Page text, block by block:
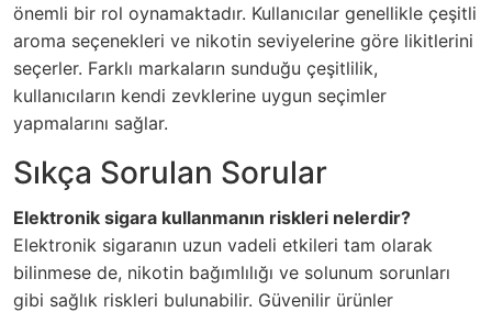
önemli bir rol oynamaktadır. Kullanıcılar genellikle çeşitli
aroma seçenekleri ve nikotin seviyelerine göre likitlerini
seçerler. Farklı markaların sunduğu çeşitlilik,
kullanıcıların kendi zevklerine uygun seçimler
yapmalarını sağlar.
Sıkça Sorulan Sorular
Elektronik sigara kullanmanın riskleri nelerdir?
Elektronik sigaranın uzun vadeli etkileri tam olarak
bilinmese de, nikotin bağımlılığı ve solunum sorunları
gibi sağlık riskleri bulunabilir. Güvenilir ürünler